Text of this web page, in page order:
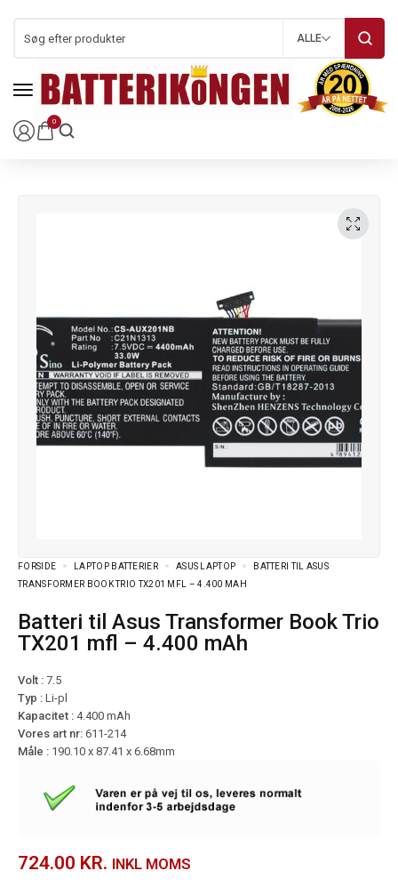
0
ALLE
FORSIDE LAPTOP BATTERIER ASUS LAPTOP
BATTERI TIL ASUS
TRANSFORMER BOOK TRIO TX201 MFL – 4.400 MAH
Batteri til Asus Transformer Book Trio
TX201 mfl – 4.400 mAh
Volt : 7.5
Typ : Li-pl
Kapacitet : 4.400 mAh
Vores art nr: 611-214
Måle : 190.10 x 87.41 x 6.68mm
724.00 KR. INKL MOMS